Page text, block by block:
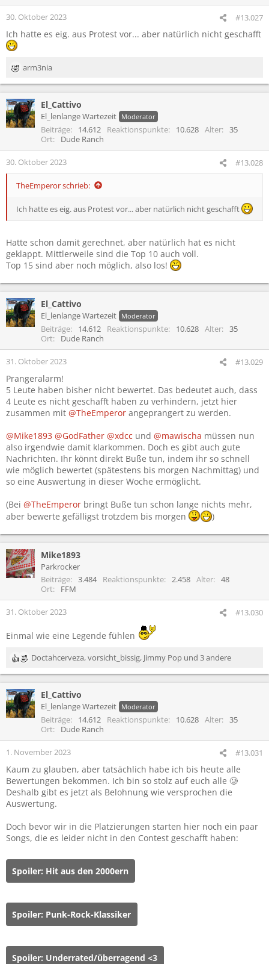
30. Oktober 2023 #13.027
Ich hatte es eig. aus Protest vor... aber natürlich nicht geschafft
R
e
k
t
i
n
e
arm3nia
El_Cattivo
El_lenlange Wartezeit Moderator
Beiträge 14.612 Reaktionspunkte 10.628 Alter
35
Ort
Dude Ranch
30. Oktober 2023 #13.028
TheEmperor schrieb:
Ich hatte es eig. aus Protest vor... aber natürlich nicht geschafft
Hatte schon damit gerechnet, aber natürlich hat es nicht
geklappt. Mittlerweile sind die Top 10 auch voll.
Top 15 sind aber noch möglich, also los!
El_Cattivo
El_lenlange Wartezeit Moderator
Beiträge 14.612 Reaktionspunkte 10.628 Alter
35
Ort
Dude Ranch
31. Oktober 2023 #13.029
Prangeralarm!
5 Leute haben bisher nicht bewertet. Das bedeutet auch, dass
4 Leute es nicht geschafft haben zu verhindern, jetzt hier
zusammen mit @TheEmperor angeprangert zu werden.
@Mike1893 @GodFather @xdcc und @mawischa müssen nun
also irgendwie damit klarkommen. Doch es gibt auch gute
Nachrichten. Ihr könnt direkt Buße tun, indem ihr so schnell
wie möglich bewertet (spätestens bis morgen Nachmittag) und
so eine Auswertung in dieser Woche ermöglicht.
(Bei @TheEmperor bringt Buße tun schon lange nichts mehr,
aber bewerte gefälligst trotzdem bis morgen
)
Mike1893
Parkrocker
Beiträge
3.484 Reaktionspunkte 2.458 Alter
48
Ort
FFM
31. Oktober 2023 #13.030
Einmal wie eine Legende fühlen
R
e
k
t
i
n
:
Doctahcerveza,vorsicht_bissig, Jimmy Pop und 3 andere
El_Cattivo
El_lenlange Wartezeit Moderator
Beiträge 14.612 Reaktionspunkte 10.628 Alter
35
Ort
Dude Ranch
1. November 2023 #13.031
Kaum zu glauben, aber tatsächlich habe ich bis heute alle
Bewertungen bekommen. Ich bin so stolz auf euch alle 🥲
Deshalb gibt es jetzt als Belohnung wie versprochen die
Auswertung.
Doch bevor wir in die Platzierungen starten hier noch ein paar
Songs, die es leider nicht in den Contest geschafft haben:
Spoiler: Hit aus den 2000ern
Spoiler: Punk-Rock-Klassiker
Spoiler: Underrated/überragend <3